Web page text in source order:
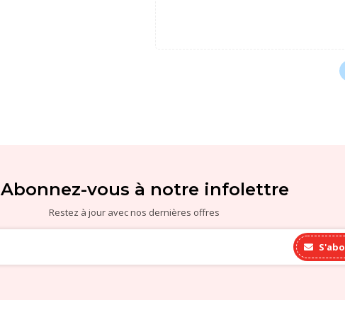
Abonnez-vous à notre infolettre
Restez à jour avec nos dernières offres